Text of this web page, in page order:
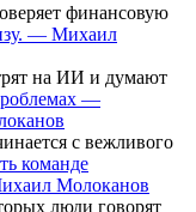
финансовую
— Михаил
на ИИ и думают
—
с вежливого
команде
Молоканов
люди говорят